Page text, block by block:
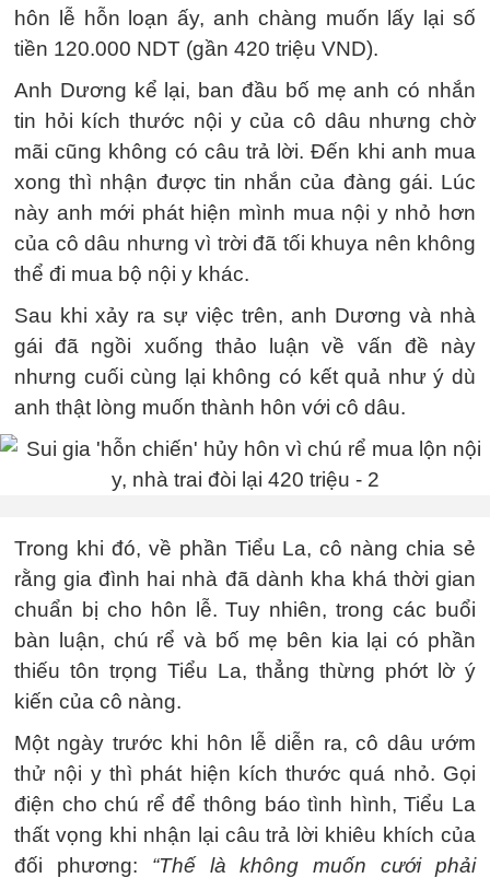
hôn lễ hỗn loạn ấy, anh chàng muốn lấy lại số
tiền 120.000 NDT (gần 420 triệu VND).
Anh Dương kể lại, ban đầu bố mẹ anh có nhắn
tin hỏi kích thước nội y của cô dâu nhưng chờ
mãi cũng không có câu trả lời. Đến khi anh mua
xong thì nhận được tin nhắn của đàng gái. Lúc
này anh mới phát hiện mình mua nội y nhỏ hơn
của cô dâu nhưng vì trời đã tối khuya nên không
thể đi mua bộ nội y khác.
Sau khi xảy ra sự việc trên, anh Dương và nhà
gái đã ngồi xuống thảo luận về vấn đề này
nhưng cuối cùng lại không có kết quả như ý dù
anh thật lòng muốn thành hôn với cô dâu.
Trong khi đó, về phần Tiểu La, cô nàng chia sẻ
rằng gia đình hai nhà đã dành kha khá thời gian
chuẩn bị cho hôn lễ. Tuy nhiên, trong các buổi
bàn luận, chú rể và bố mẹ bên kia lại có phần
thiếu tôn trọng Tiểu La, thẳng thừng phớt lờ ý
kiến của cô nàng.
Một ngày trước khi hôn lễ diễn ra, cô dâu ướm
thử nội y thì phát hiện kích thước quá nhỏ. Gọi
điện cho chú rể để thông báo tình hình, Tiểu La
thất vọng khi nhận lại câu trả lời khiêu khích của
đối phương: “Thế là không muốn cưới phải